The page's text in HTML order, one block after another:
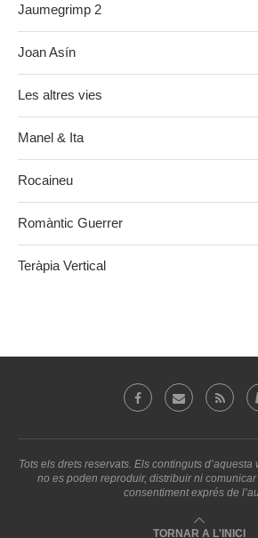
Jaumegrimp 2
Joan Asín
Les altres vies
Manel & Ita
Rocaineu
Romàntic Guerrer
Teràpia Vertical
Tots els drets reservats. Els continguts
no es poden reproduir, distribuir ni
consentiment exprés de
TORNAR A L'INICI